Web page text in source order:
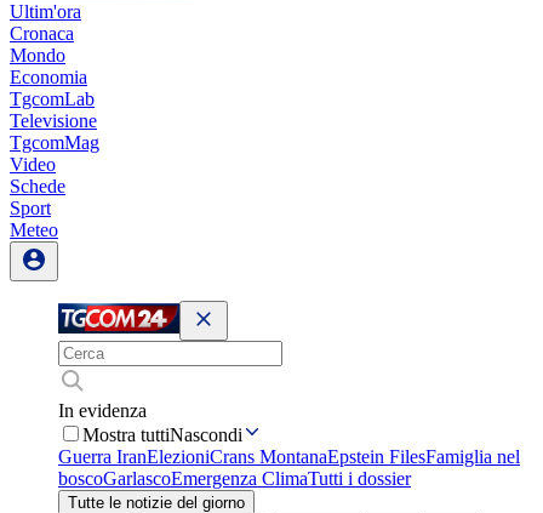
Ultim'ora
Cronaca
Mondo
Economia
TgcomLab
Televisione
TgcomMag
Video
Schede
Sport
Meteo
In evidenza
Mostra tuttiNascondi
Guerra IranElezioniCrans MontanaEpstein FilesFamiglia nel
boscoGarlascoEmergenza ClimaTutti i dossier
Tutte le notizie del giorno